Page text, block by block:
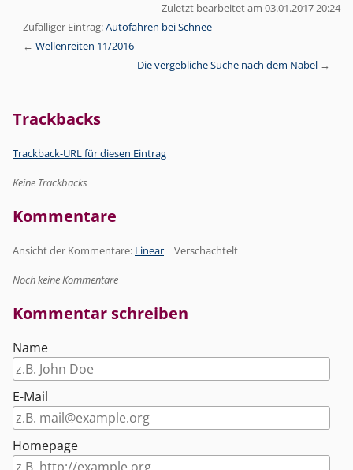
Zuletzt bearbeitet am 03.01.2017 20:24
Zufälliger Eintrag:Autofahren bei Schnee
Wellenreiten 11/2016
Die vergebliche Suche nach dem Nabel
Trackbacks
Trackback-URL für diesen Eintrag
Keine Trackbacks
Kommentare
Ansicht der Kommentare: Linear | Verschachtelt
Noch keine Kommentare
Kommentar schreiben
Name
E-Mail
Homepage